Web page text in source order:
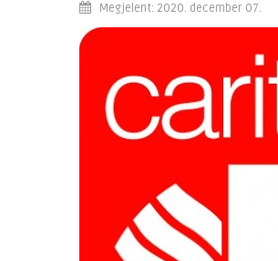
Megjelent: 2020. december 07.